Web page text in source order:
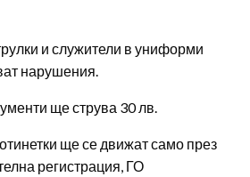
и служители в униформи
нарушения.
ще струва 30 лв.
ще се движат само през
регистрация, ГО